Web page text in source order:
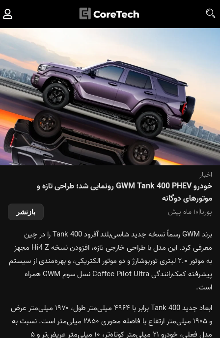
اخبار
خودرو GWM Tank 400 PHEV رونمایی شد؛ طراحی تازه و
موتورهای دوگانه
پوریا|۱۰ ماه پیش بازنشر
برند GWM رسماً نسخه جدید شاسی‌بلند آفرود Tank 400 را در چین
معرفی کرد. این مدل با طراحی خارجی تازه، افزودن نسخه Hi4 Z مجهز
به موتور ۲.۰ لیتری توربوشارژ و دو موتور الکتریکی، و بهره‌مندی از سیستم
پیشرفته کمک‌رانندگی Coffee Pilot Ultra نسل سوم GWM همراه
است.
ابعاد جدید Tank 400 برابر با ۴۹۶۴ میلی‌متر طول، ۱۹۷۰ میلی‌متر عرض
و ۱۹۰۵ میلی‌متر ارتفاع با فاصله محوری ۲۸۵۰ میلی‌متر است. نسبت به
مدل فعلی، خودرو ۲۱ میلی‌متر کوتاه‌تر، ۱۰ میلی‌متر عریض‌تر و ۵